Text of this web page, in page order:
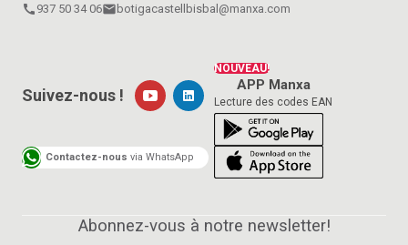
call 937 50 34 06email botigacastellbisbal@manxa.com
NOUVEAU!
APP Manxa
Lecture des codes EAN
Suivez-nous !
Contactez-nous via WhatsApp
Abonnez-vous à notre newsletter!